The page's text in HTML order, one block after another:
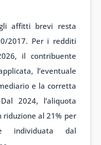
affitti brevi resta
2017. Per i redditi
il contribuente
l’eventuale
e la corretta
2024, l’aliquota
riduzione al 21% per
individuata dal